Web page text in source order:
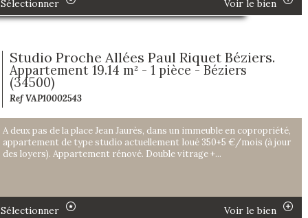
Sélectionner Voir le bien
Studio Proche Allées Paul Riquet Béziers.
Appartement 19.14 m² - 1 pièce - Béziers
(34500)
Ref VAP10002543
A deux pas de la place Jean Jaurès, dans un immeuble en copropriété,
appartement de type studio actuellement loué 350+5 €/mois (à jour
des loyers). Appartement rénové. Double vitrage +...
Sélectionner Voir le bien